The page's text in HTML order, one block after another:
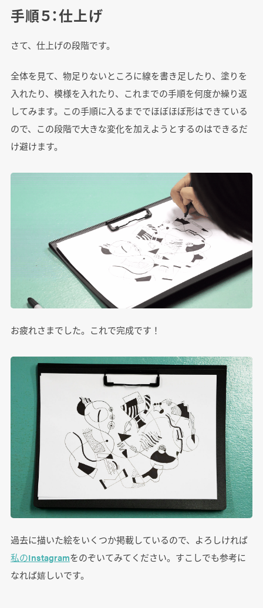
手順５：仕上げ
さて、仕上げの段階です。
全体を見て、物足りないところに線を書き足したり、塗りを
入れたり、模様を入れたり、これまでの手順を何度か繰り返
してみます。この手順に入るまででほぼほぼ形はできている
ので、この段階で大きな変化を加えようとするのはできるだ
け避けます。
お疲れさまでした。これで完成です！
過去に描いた絵をいくつか掲載しているので、よろしければ
私のInstagramをのぞいてみてください。すこしでも参考に
なれば嬉しいです。